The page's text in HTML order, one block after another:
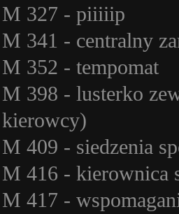
M 327 - piiiiip
M 341 - centralny
M 352 - tempomat
M 398 - lusterko
kierowcy)
M 409 - siedzenia
M 416 - kierownica
M 417 -